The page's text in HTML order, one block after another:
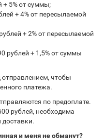
+ 5% от суммы;
+ 4% от пересылаемой
+ 2% от пересылаемой
рублей + 1,5% от суммы
чтобы
платежа.
по предоплате.
рублей, необходима
доставки.
и меня не обманут?